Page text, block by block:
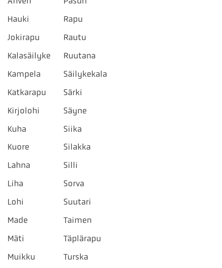
Hauki
Jokirapu
Kalasäilyke
Kampela
Katkarapu
Kirjolohi
Kuha
Kuore
Lahna
Liha
Lohi
Made
Mäti
Muikku
Rapu
Rautu
Ruutana
Säilykekala
Särki
Säyne
Siika
Silakka
Silli
Sorva
Suutari
Taimen
Täplärapu
Turska